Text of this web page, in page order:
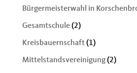
Bürgermeisterwahl in
Gesamtschule(2)
Kreisbauernschaft(1)
Mittelstandsvereinigung(2)